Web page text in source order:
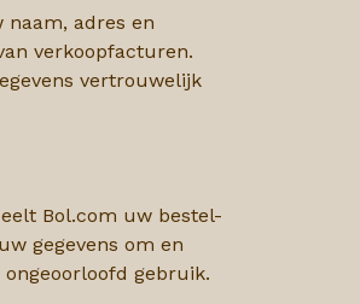
adres en
verkoopfacturen.
vertrouwelijk
Bol.com uw bestel-
gegevens om en
gebruik.